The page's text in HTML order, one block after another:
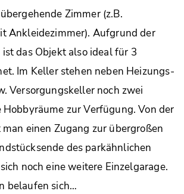
Zimmer (z.B.
Ankleidezimmer). Aufgrund der
das Objekt also ideal für 3
Im Keller stehen neben Heizungs-
Versorgungskeller noch zwei
zur Verfügung. Von der
man einen Zugang zur übergroßen
des parkähnlichen
noch eine weitere Einzelgarage.
belaufen sich…